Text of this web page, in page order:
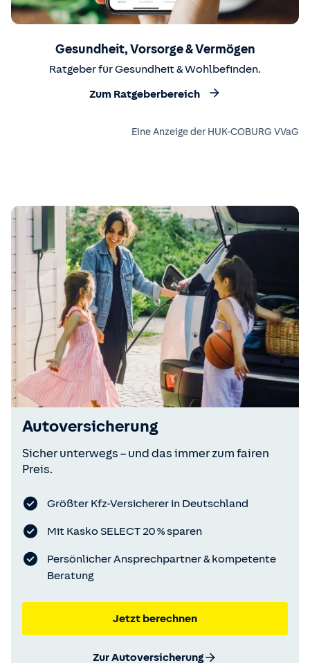
Gesundheit, Vorsorge & Vermögen
Ratgeber für Gesundheit & Wohlbefinden.
Zum Ratgeberbereich
Eine Anzeige der HUK-COBURG VVaG
Autoversicherung
Sicher unterwegs – und das immer zum fairen
Preis.
Größter Kfz-Versicherer in Deutschland
Mit Kasko SELECT 20 % sparen
Persönlicher Ansprechpartner & kompetente
Beratung
Jetzt berechnen
Zur Autoversicherung